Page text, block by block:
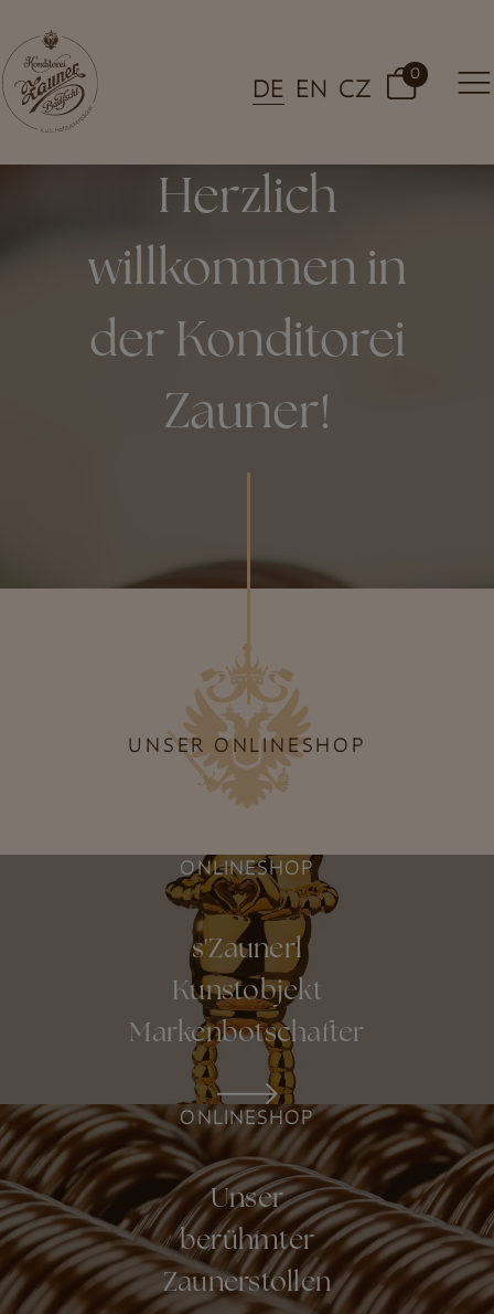
DE EN CZ
0
Herzlich
willkommen in
der Konditorei
Zauner!
UNSER ONLINESHOP
ONLINESHOP
s'Zaunerl
Kunstobjekt
Markenbotschafter
ONLINESHOP
Unser
berühmter
Zaunerstollen